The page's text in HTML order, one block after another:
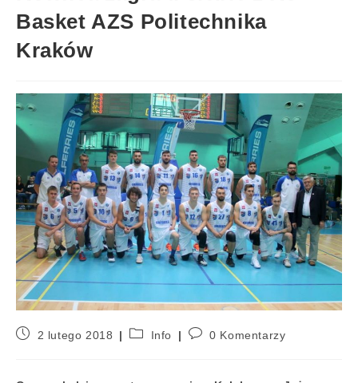
Basket AZS Politechnika
Kraków
2 lutego 2018 Info 0 Komentarzy